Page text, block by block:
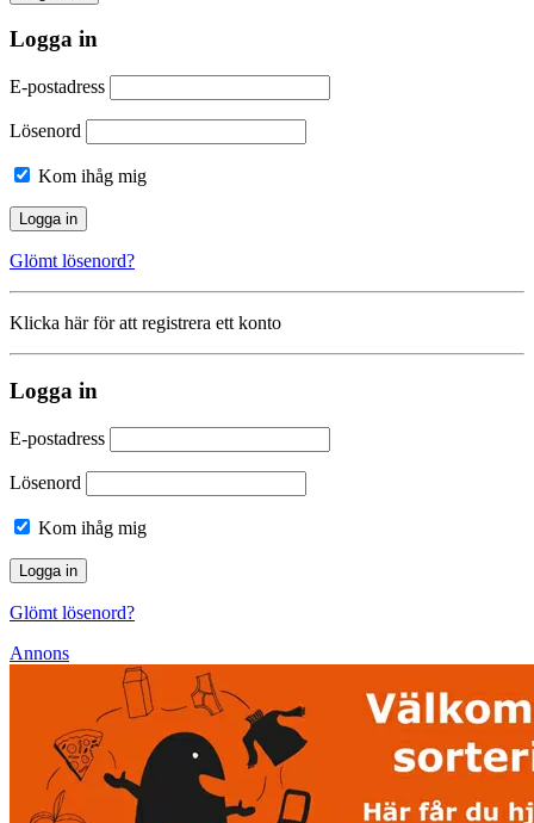
Logga in
E-postadress
Lösenord
Kom ihåg mig
Glömt lösenord?
Klicka här för att registrera ett konto
Logga in
E-postadress
Lösenord
Kom ihåg mig
Glömt lösenord?
Annons